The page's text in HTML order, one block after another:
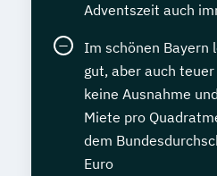
Adventszeit auch
Im schönen Bayern
gut, aber auch
keine Ausnahme
Miete pro
dem
Euro